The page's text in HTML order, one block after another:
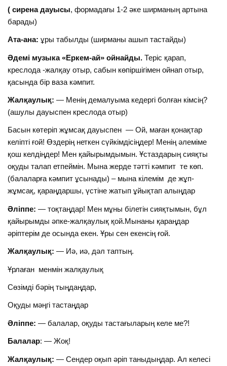
( сирена дауысы, формадағы 1-2 әке ширманың артына
барады)
Ата-ана: ұры табылды (ширманы ашып тастайды)
Әдемі музыка «Еркем-ай» ойнайды. Теріс қарап,
креслода -жалқау отыр, сабын көпіршігімен ойнап отыр,
қасында бір ваза кәмпит.
Жалқаулық: — Менің демалуыма кедергі болған кімсің?
(ашулы дауыспен креслода отыр)
Басын көтеріп жұмсақ дауыспен — Ой, маған қонақтар
келіпті ғой! Өздерің неткен сүйкімдісіңдер! Менің әлеміме
қош келдіңдер! Мен қайырымдымын. Ұстаздарың сияқты
оқуды талап етпеймін. Мына жерде тәтті кәмпит те көп.
(балаларға кәмпит ұсынады) – мына кілемім де жұп-
жұмсақ, қараңдаршы, үстіне жатып ұйықтап алыңдар
Әліппе: — тоқтаңдар! Мен мұны білетін сияқтымын, бұл
қайырымды әпке-жалқаулық қой.Мынаны қараңдар
әріптерім де осында екен. Ұры сен екенсің ғой.
Жалқаулық: — Иә, иә, дәл таптың.
Ұрлаған менмін жалқаулық
Сөзімді бәрің тыңдаңдар,
Оқуды мәңгі тастаңдар
Әліппе: — балалар, оқуды тастағыларың келе ме?!
Балалар: — Жоқ!
Жалқаулық: — Сендер оқып әріп таныдыңдар. Ал келесі